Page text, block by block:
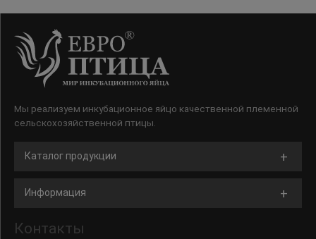
Мы реализуем инкубационное яйцо качественной племенной
сельскохозяйственной птицы.
Каталог продукции
Информация
Контакты